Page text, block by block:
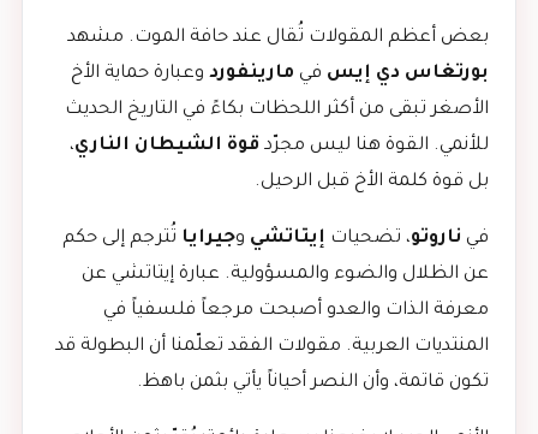
بعض أعظم المقولات تُقال عند حافة الموت. مشهد
بورتغاس دي إيس في مارينفورد وعبارة حماية الأخ
الأصغر تبقى من أكثر اللحظات بكاءً في التاريخ الحديث
للأنمي. القوة هنا ليس مجرّد قوة الشيطان الناري،
بل قوة كلمة الأخ قبل الرحيل.
في ناروتو، تضحيات إيتاتشي وجيرايا تُترجم إلى حكم
عن الظلال والضوء والمسؤولية. عبارة إيتاتشي عن
معرفة الذات والعدو أصبحت مرجعاً فلسفياً في
المنتديات العربية. مقولات الفقد تعلّمنا أن البطولة قد
تكون قاتمة، وأن النصر أحياناً يأتي بثمن باهظ.